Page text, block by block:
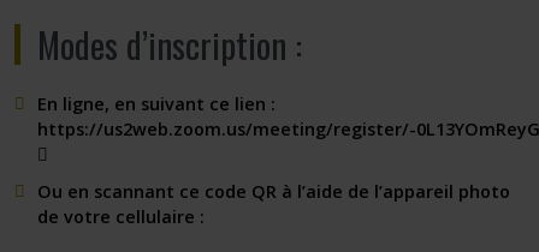
Modes d’inscription :
En ligne, en suivant ce lien :
https://us2web.zoom.us/meeting/register/-
Ou en scannant ce code QR à l’aide de l’appareil photo
de votre cellulaire :